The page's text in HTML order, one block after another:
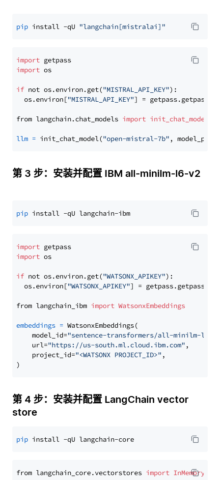
pip install -qU "langchain[mistralai]"
import
import os
if not os.environ.get("MISTRAL_API_KEY"):
  os.environ[
"MISTRAL_API_KEY"] = getpass.getpass(
from langchain.chat_models import init_chat_model
llm = init_chat_model("open-mistral-7b" ,
第 3 步：安装并配置 IBM all-minilm-l6-v2
pip
import
import os
if not os.environ.get("WATSONX_APIKEY"):
  os.environ[
"WATSONX_APIKEY"] = getpass.getpass(
from langchain_ibm import WatsonxEmbeddings
embeddings = WatsonxEmbeddings(
    model_id=
"sentence-transformers/all-minilm-l6-
    url=
"https://us-south.ml.cloud.ibm.com" ,
    project_id=
"<WATSONX PROJECT_ID>" ,
第 4 步：安装并配置 LangChain vector
store
pip
from langchain_core.vectorstores import